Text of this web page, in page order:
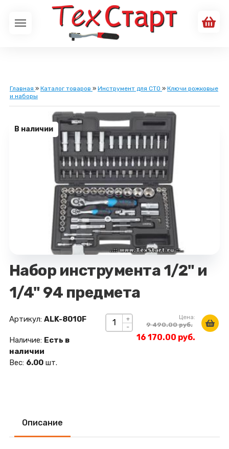
Главная » Каталог товаров » Инструмент для СТО » Ключи рожковые
и наборы
В наличии
Набор инструмента 1/2" и
1/4" 94 предмета
+
-
Цена:
9 490.00 руб.
16 170.00 руб.
Артикул: ALK-8010F
Наличие: Есть в
наличии
Вес: 6.00шт.
Описание